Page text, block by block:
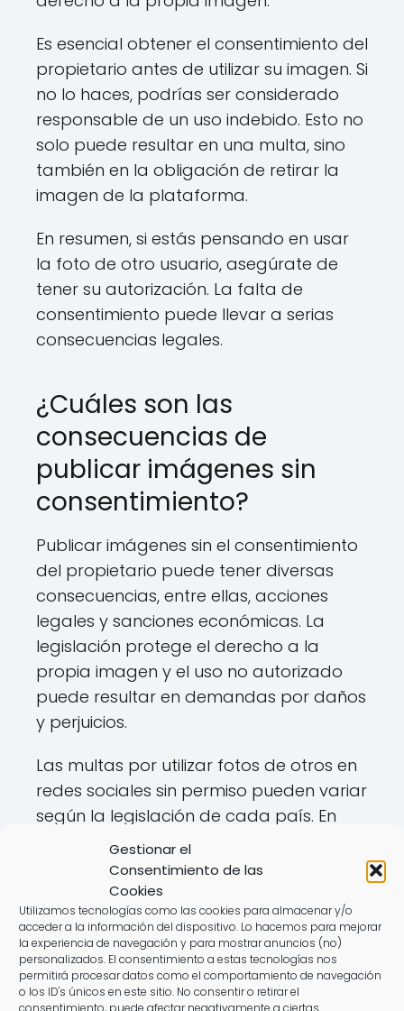
Gestionar el
Consentimiento de las
Cookies
Utilizamos tecnologías como las cookies para almacenar y/o
acceder a la información del dispositivo. Lo hacemos para mejorar
la experiencia de navegación y para mostrar anuncios (no)
personalizados. El consentimiento a estas tecnologías nos
permitirá procesar datos como el comportamiento de navegación
o los ID's únicos en este sitio. No consentir o retirar el
consentimiento, puede afectar negativamente a ciertas
Es esencial obtener el consentimiento del
propietario antes de utilizar su imagen. Si
no lo haces, podrías ser considerado
responsable de un uso indebido. Esto no
solo puede resultar en una multa, sino
también en la obligación de retirar la
imagen de la plataforma.
En resumen, si estás pensando en usar
la foto de otro usuario, asegúrate de
tener su autorización. La falta de
consentimiento puede llevar a serias
consecuencias legales.
¿Cuáles son las
consecuencias de
publicar imágenes sin
consentimiento?
Publicar imágenes sin el consentimiento
del propietario puede tener diversas
consecuencias, entre ellas, acciones
legales y sanciones económicas. La
legislación protege el derecho a la
propia imagen y el uso no autorizado
puede resultar en demandas por daños
y perjuicios.
Las multas por utilizar fotos de otros en
redes sociales sin permiso pueden variar
según la legislación de cada país. En
algunos casos, las sanciones pueden ser
elevadas, lo que hace imprescindible
actuar con precaución.
Demandas por derechos de autor.
Multas administrativas.